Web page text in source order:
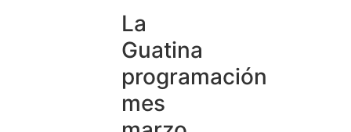
La
Guatina
programación
mes